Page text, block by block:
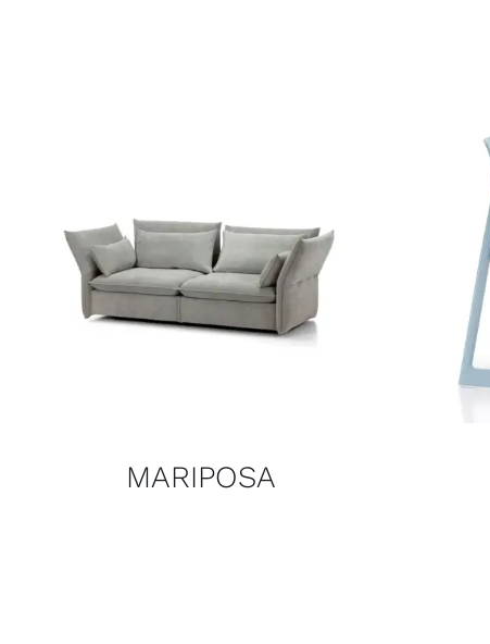
MARIPOSA